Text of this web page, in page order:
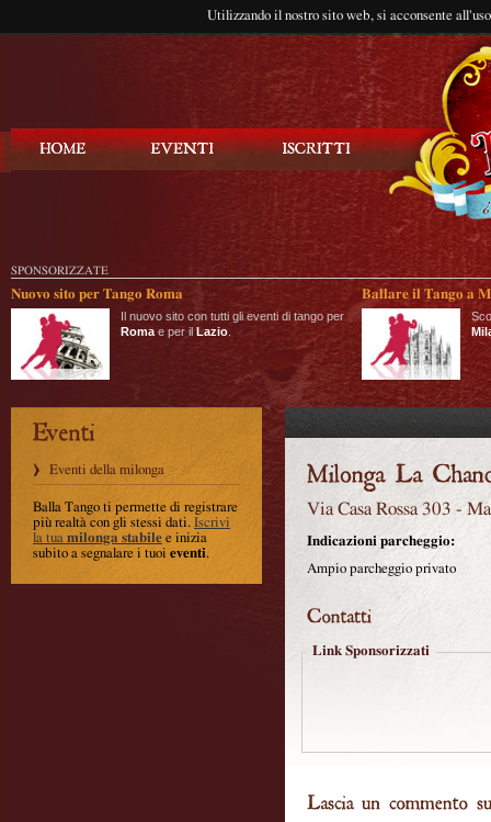
Utilizzando il nostro sito web, si acconsente
SPONSORIZZATE
Nuovo sito per Tango Roma
Il nuovo sito con tutti gli eventi di tango per
Roma e per il Lazio
Ballare il Tango a
Eventi della milonga
Balla Tango ti permette di registrare
più realtà con gli stessi dati. Iscrivi
la tua milonga stabile e inizia
subito a segnalare i tuoi eventi.
Via Casa Rossa 303 -
Indicazioni parcheggio:
Ampio parcheggio privato
Link Sponsorizzati